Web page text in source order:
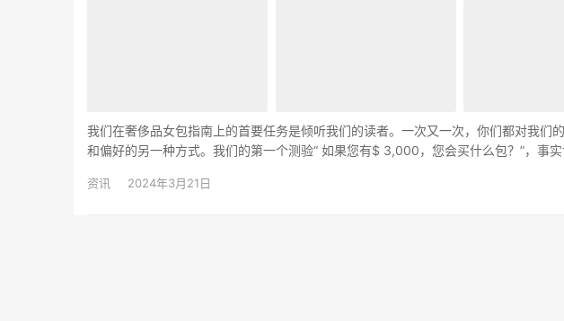
我们在奢侈品女包指南上的首要任务是倾听我们的读者。一次又一次，你们都对我们
和偏好的另一种方式。我们的第一个测验“ 如果您有$ 3,000，您会买什么包？”，事
资讯 2024年3月21日